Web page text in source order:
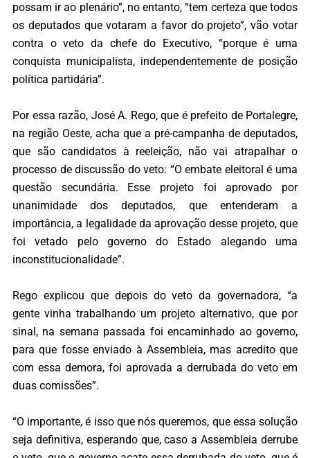
possam ir ao plenário”, no entanto, “tem certeza que todos
os deputados que votaram a favor do projeto”, vão votar
contra o veto da chefe do Executivo, “porque é uma
conquista municipalista, independentemente de posição
política partidária”.
Por essa razão, José A. Rego, que é prefeito de Portalegre,
na região Oeste, acha que a pré-campanha de deputados,
que são candidatos à reeleição, não vai atrapalhar o
processo de discussão do veto: “O embate eleitoral é uma
questão secundária. Esse projeto foi aprovado por
unanimidade dos deputados, que entenderam a
importância, a legalidade da aprovação desse projeto, que
foi vetado pelo governo do Estado alegando uma
inconstitucionalidade”.
Rego explicou que depois do veto da governadora, “a
gente vinha trabalhando um projeto alternativo, que por
sinal, na semana passada foi encaminhado ao governo,
para que fosse enviado à Assembleia, mas acredito que
com essa demora, foi aprovada a derrubada do veto em
duas comissões”.
“O importante, é isso que nós queremos, que essa solução
seja definitiva, esperando que, caso a Assembleia derrube